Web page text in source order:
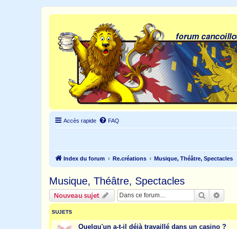
Accès rapide FAQ
Index du forum Re.créations Musique, Théâtre, Spectacles
Musique, Théâtre, Spectacles
Nouveau sujet Rechercher
SUJETS
Quelqu'un a-t-il déjà travaillé dans un casino ?